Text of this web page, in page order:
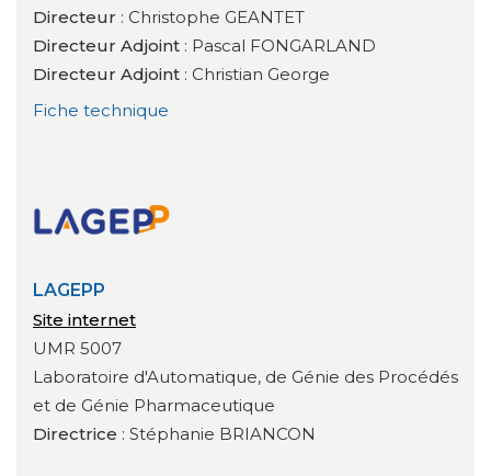
Directeur : Christophe GEANTET
Directeur Adjoint : Pascal FONGARLAND
Directeur Adjoint : Christian George
Fiche technique
LAGEPP
Site internet
UMR 5007
Laboratoire d'Automatique, de Génie des Procédés
et de Génie Pharmaceutique
Directrice : Stéphanie BRIANCON